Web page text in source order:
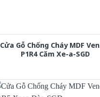
Cửa Gỗ Chống Cháy MDF
P1R4 Căm Xe-a-SGD